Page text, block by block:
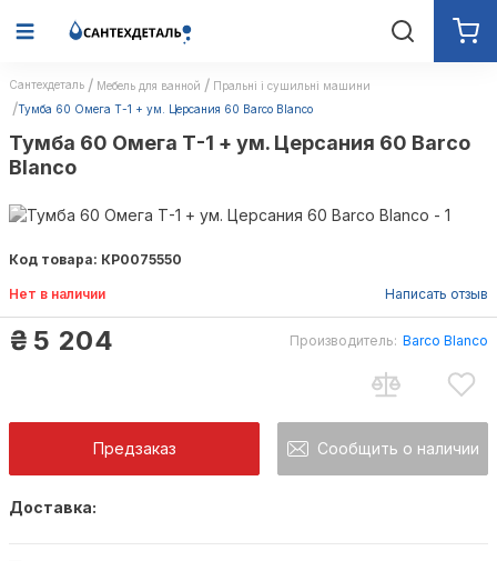
Сантехдеталь Мебель для ванной
Пральні і сушильні машини
Тумба 60 Омега Т-1 + ум. Церсания 60 Barco Blanco
Тумба 60 Омега Т-1 + ум. Церсания 60 Barco
Blanco
Код товара: КР0075550
Нет в наличии Написать отзыв
₴ 5 204 Производитель: Barco Blanco
Предзаказ Сообщить о наличии
Доставка: